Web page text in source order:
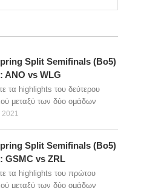
Split Semifinals (Bo5)
ANO vs WLG
τα highlights του δεύτερου
μεταξύ των δύο ομάδων
2021
Split Semifinals (Bo5)
GSMC vs ZRL
τα highlights του πρώτου
μεταξύ των δύο ομάδων